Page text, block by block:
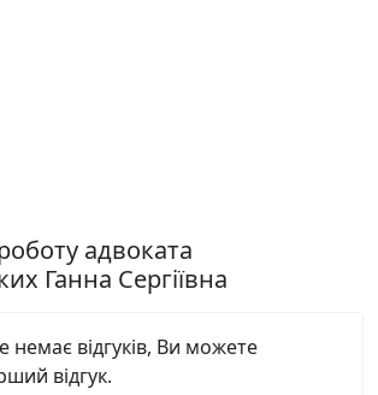
адвоката
Ганна Сергіївна
немає відгуків, Ви можете
відгук.